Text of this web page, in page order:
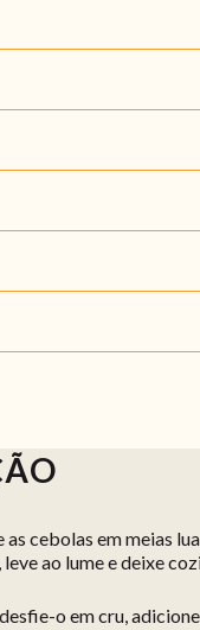
cebolas em meias
ao lume e deixe
o em cru,